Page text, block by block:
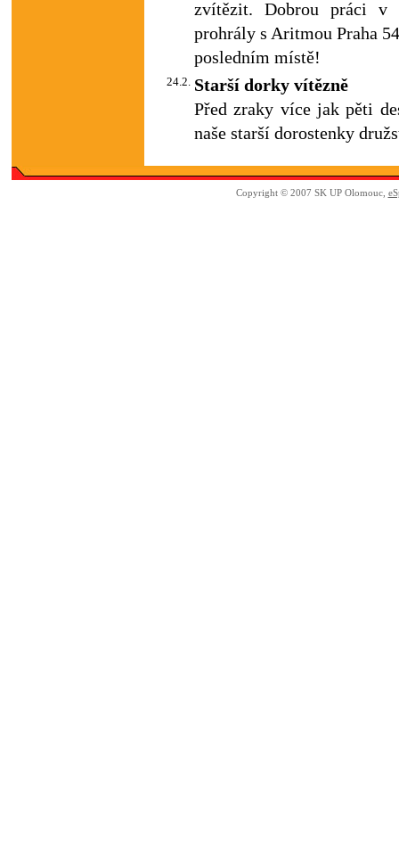
zvítězit. Dobrou práci v
prohrály s Aritmou Praha
posledním místě!
24.2. Starší dorky vítězně
Před zraky více jak pěti
naše starší dorostenky
Copyright © 2007 SK UP Olomouc,